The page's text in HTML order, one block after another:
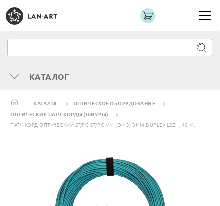
КАТАЛОГ
КАТАЛОГ
ОПТИЧЕСКОЕ ОБОРУДОВАНИЕ
ОПТИЧЕСКИЕ ПАТЧ-КОРДЫ (ШНУРЫ)
ПАТЧ-КОРД ОПТИЧЕСКИЙ ST/PC-ST/PC MM (OM3) 3MM DUPLEX LSZH, 40 М.